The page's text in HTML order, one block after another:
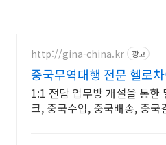
http://gina-china.kr 광고
중국무역대행 전문 헬로
공장조사 무역대행 중국
1:1 전담 업무방 개설을 통한
크, 중국수입, 중국배송, 중국